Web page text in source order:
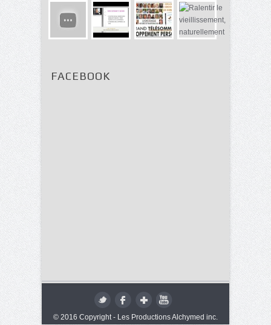
FACEBOOK
© 2016 Copyright - Les Productions Alchymed inc.